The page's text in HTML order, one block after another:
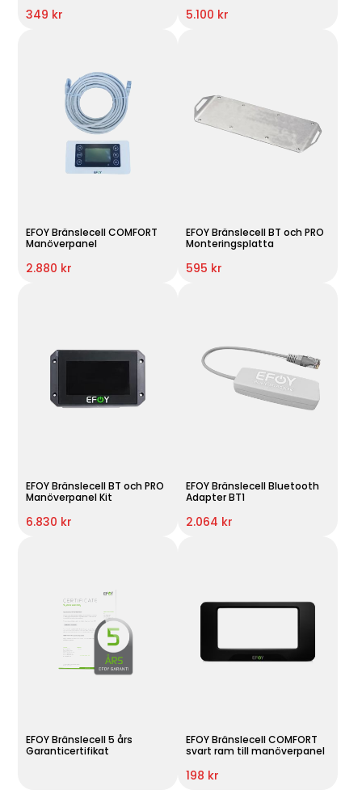
349 kr 5.100 kr
EFOY Bränslecell COMFORT
Manöverpanel
2.880 kr
EFOY Bränslecell BT och PRO
Monteringsplatta
595 kr
EFOY Bränslecell BT och PRO
Manöverpanel Kit
6.830 kr
EFOY Bränslecell Bluetooth
Adapter BT1
2.064 kr
EFOY Bränslecell 5 års
Garanticertifikat
EFOY Bränslecell COMFORT
svart ram till manöverpanel
198 kr